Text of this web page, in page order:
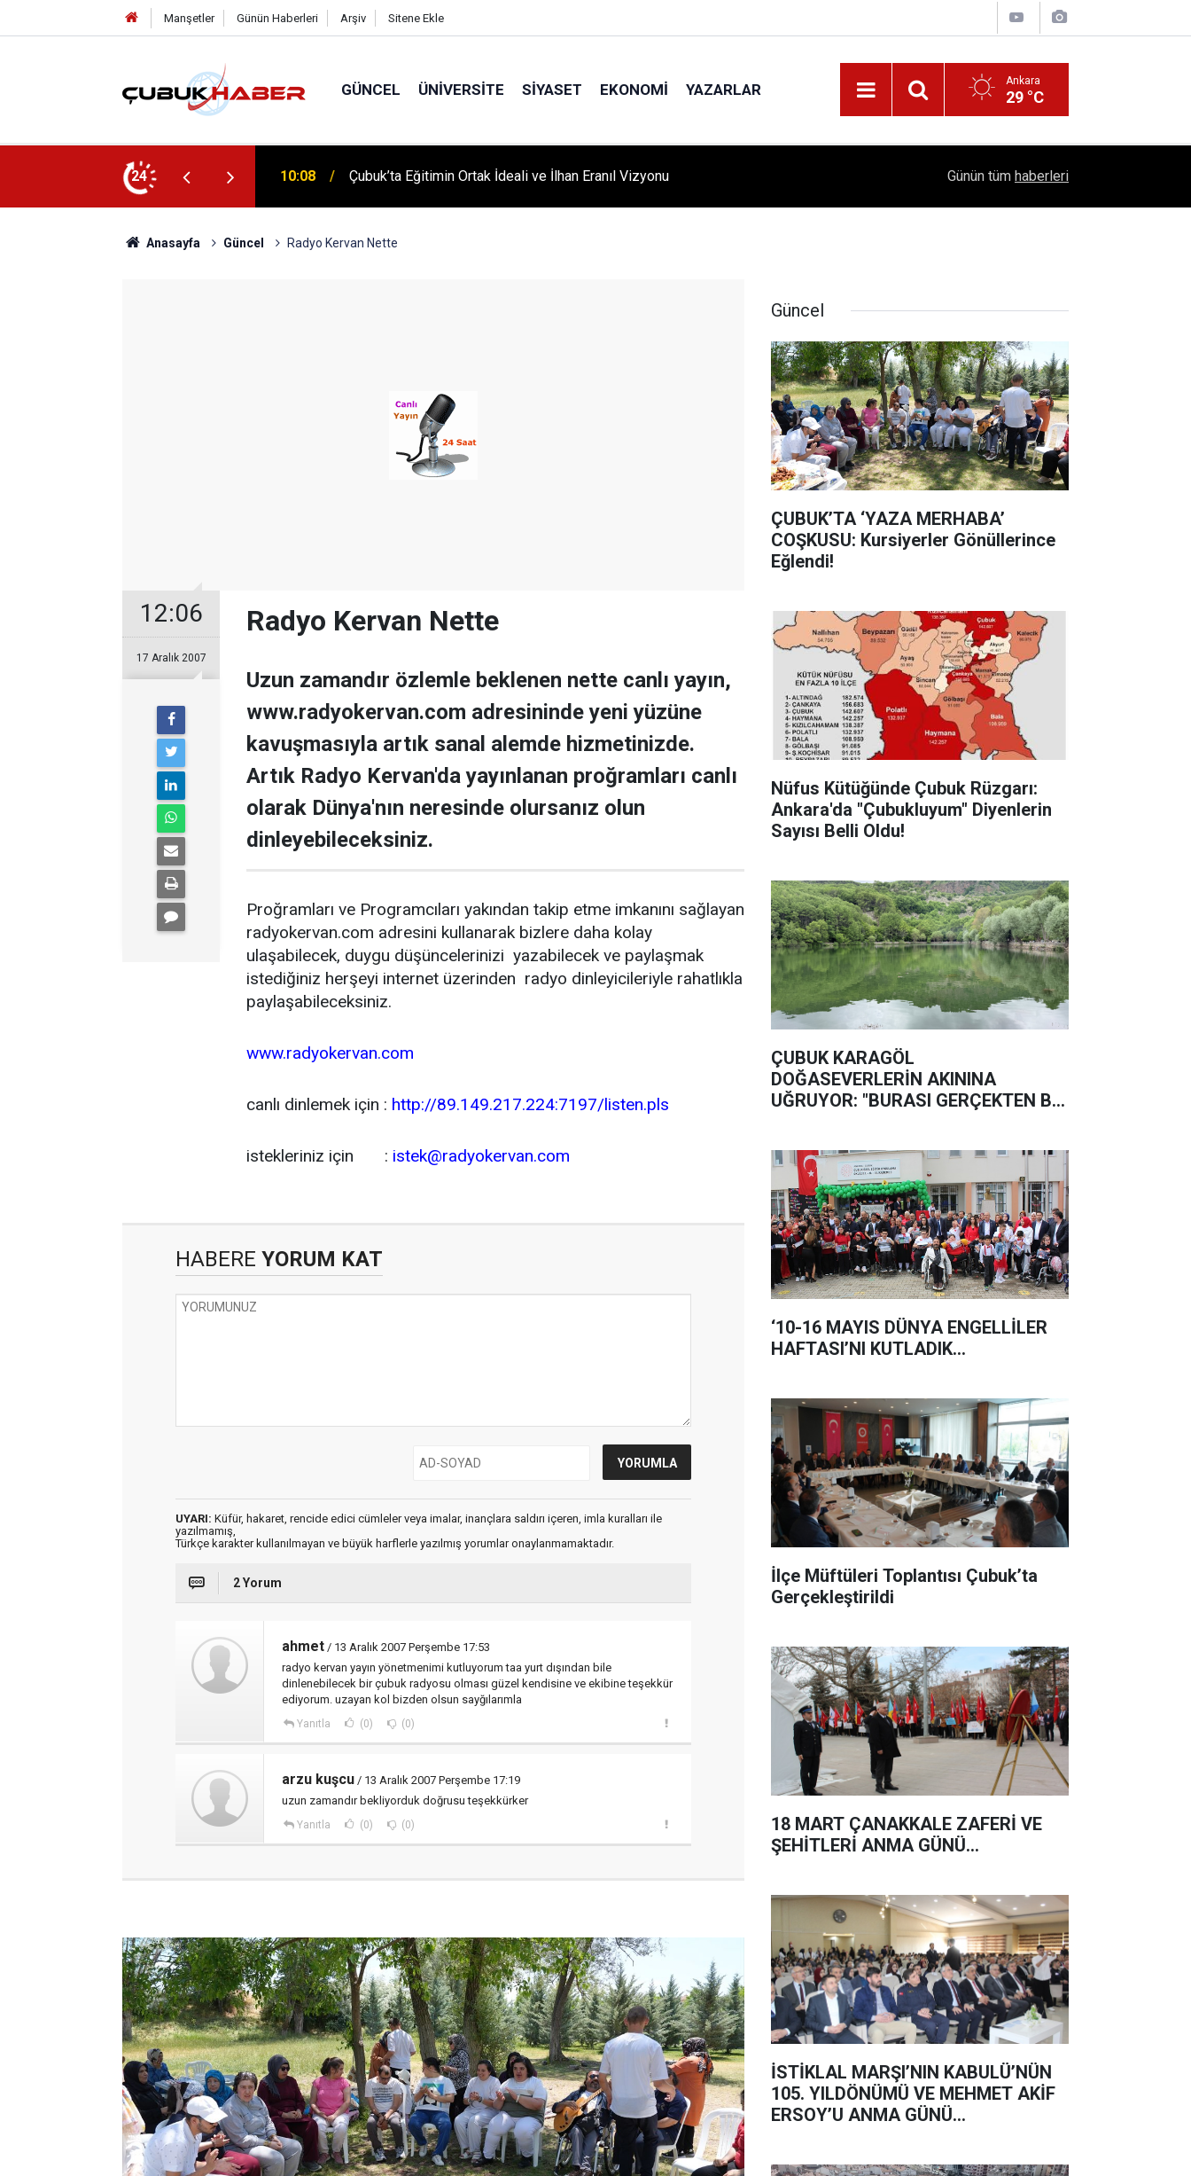
Manşetler Günün Haberleri Arşiv Sitene Ekle
GÜNCEL ÜNIVERSITE SIYASET EKONOMI YAZARLAR Ankara
29 °C
24 12:06 ÇUBUK’TA ‘YAZA MERHABA’ COŞKUSU: Kursiyerler Gönüllerince Eğlendi! 1504 Kep, Tek Bir Hedef: Bilim Kenti Çubuk
Günün tüm haberleri
Anasayfa Güncel Radyo Kervan Nette
12:06
17 Aralık 2007
Radyo Kervan Nette
Uzun zamandır özlemle beklenen nette canlı yayın,
www.radyokervan.com adresininde yeni yüzüne
kavuşmasıyla artık sanal alemde hizmetinizde.
Artık Radyo Kervan'da yayınlanan proğramları canlı
olarak Dünya'nın neresinde olursanız olun
dinleyebileceksiniz.
Proğramları ve Programcıları yakından takip etme imkanını sağlayan
radyokervan.com adresini kullanarak bizlere daha kolay
ulaşabilecek, duygu düşüncelerinizi yazabilecek ve paylaşmak
istediğiniz herşeyi internet üzerinden radyo dinleyicileriyle rahatlıkla
paylaşabileceksiniz.
www.radyokervan.com
canlı dinlemek için : http://89.149.217.224:7197/listen.pls
istekleriniz için : istek@radyokervan.com
HABERE YORUM KAT
UYARI: Küfür, hakaret, rencide edici cümleler veya imalar, inançlara saldırı içeren, imla kuralları ile
yazılmamış,
Türkçe karakter kullanılmayan ve büyük harflerle yazılmış yorumlar onaylanmamaktadır.
2 Yorum
ahmet / 13 Aralık 2007 Perşembe 17:53
radyo kervan yayın yönetmenimi kutluyorum taa yurt dışından bile
dinlenebilecek bir çubuk radyosu olması güzel kendisine ve ekibine teşekkür
ediyorum. uzayan kol bizden olsun sayğılarımla
Yanıtla (0) (0)
arzu kuşcu / 13 Aralık 2007 Perşembe 17:19
uzun zamandır bekliyorduk doğrusu teşekkürker
Yanıtla (0) (0)
Güncel
ÇUBUK’TA ‘YAZA MERHABA’
COŞKUSU: Kursiyerler Gönüllerince
Eğlendi!
Nüfus Kütüğünde Çubuk Rüzgarı:
Ankara'da "Çubukluyum" Diyenlerin
Sayısı Belli Oldu!
ÇUBUK KARAGÖL
DOĞASEVERLERİN AKININA
UĞRUYOR: "BURASI GERÇEKTEN BİR
‘10-16 MAYIS DÜNYA ENGELLİLER
HAFTASI’NI KUTLADIK…
İlçe Müftüleri Toplantısı Çubuk’ta
Gerçekleştirildi
18 MART ÇANAKKALE ZAFERİ VE
ŞEHİTLERİ ANMA GÜNÜ...
İSTİKLAL MARŞI’NIN KABULÜ’NÜN
105. YILDÖNÜMÜ VE MEHMET AKİF
ERSOY’U ANMA GÜNÜ...